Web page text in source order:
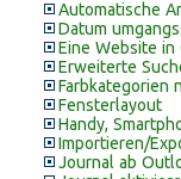
Automatische
Datum
Eine Website
Erweiterte
Farbkategorien
Fensterlayout
Handy,
Importieren/
Journal ab